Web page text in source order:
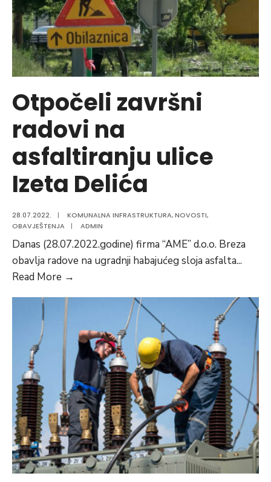
Otpočeli završni
radovi na
asfaltiranju ulice
Izeta Delića
28.07.2022. | KOMUNALNA INFRASTRUKTURA,NOVOSTI,
OBAVJEŠTENJA
| ADMIN
Danas (28.07.2022.godine) firma “AME” d.o.o. Breza
obavlja radove na ugradnji habajućeg sloja asfalta...
Read More →
asfaltiranju
ulice
Izeta
Delića